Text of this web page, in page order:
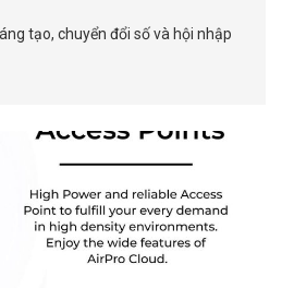
tạo, chuyển đổi số và hội nhập